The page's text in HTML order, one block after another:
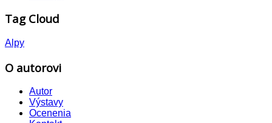
Tag Cloud
Alpy
O autorovi
Autor
Výstavy
Ocenenia